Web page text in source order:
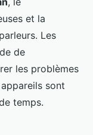
et la
Les
de
les problèmes
sont
temps.